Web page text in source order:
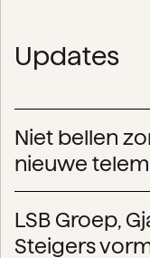
Updates
Niet bellen
nieuwe
LSB Groep,
Steigers